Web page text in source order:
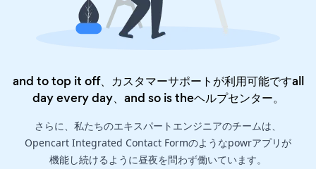
and to top it off、カスタマーサポートが利用可能ですall
day every day、and so is theヘルプセンター。
さらに、私たちのエキスパートエンジニアのチームは、
Opencart Integrated Contact Formのようなpowrアプリが
機能し続けるように昼夜を問わず働いています。